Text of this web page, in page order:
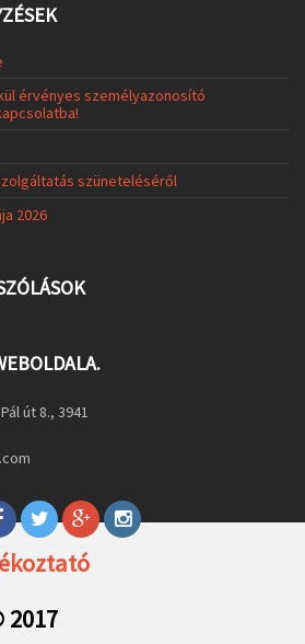
érvényes személyazonosító
szüneteléséről
2026
út 8., 3941